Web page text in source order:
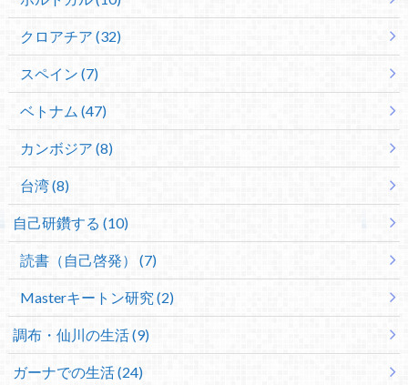
クロアチア (32)
スペイン (7)
ベトナム (47)
カンボジア (8)
台湾 (8)
自己研鑽する (10)
読書（自己啓発） (7)
Masterキートン研究 (2)
調布・仙川の生活 (9)
ガーナでの生活 (24)